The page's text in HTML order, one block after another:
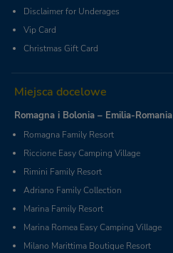
Disclaimer for Underages
Vip Card
Christmas Gift Card
Miejsca docelowe
Romagna i Bolonia – Emilia-Romania
Romagna Family Resort
Riccione Easy Camping Village
Rimini Family Resort
Adriano Family Collection
Marina Family Resort
Marina Romea Easy Camping Village
Milano Marittima Boutique Resort